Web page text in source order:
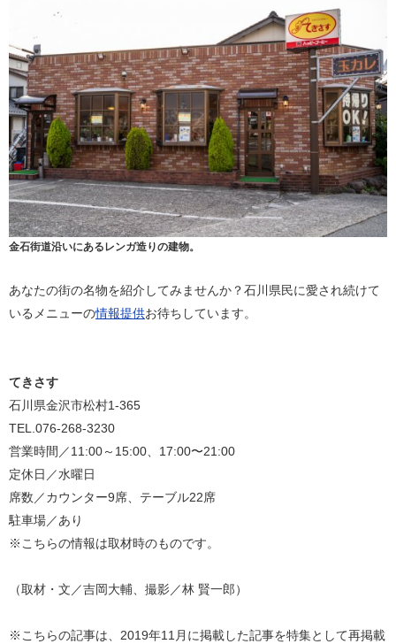
金石街道沿いにあるレンガ造りの建物。
あなたの街の名物を紹介してみませんか？石川県民に愛され続けて
いるメニューの情報提供お待ちしています。
てきさす
石川県金沢市松村1-365
TEL.076-268-3230
営業時間／11:00～15:00、17:00〜21:00
定休日／水曜日
席数／カウンター9席、テーブル22席
駐車場／あり
※こちらの情報は取材時のものです。
（取材・文／吉岡大輔、撮影／林 賢一郎）
※こちらの記事は、2019年11月に掲載した記事を特集として再掲載